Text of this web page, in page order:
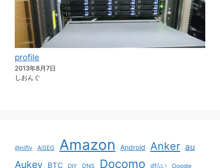
profile
2013年8月7日
しおんぐ
@nifty AiSEG Amazon Android Anker au
Aukey BTC DIY DNS Docomo d払い Google